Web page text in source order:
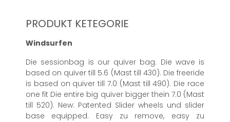
PRODUKT KETEGORIE
Windsurfen
Die sessionbag is our quiver bag. Die wave is
based on quiver till 5.6 (Mast till 430). Die freeride
is based on quiver till 7.0 (Mast till 490). Die race
one fit Die entire big quiver bigger thein 7.0 (Mast
till 520). New: Patented Slider wheels und slider
base equipped. Easy zu remove, easy zu